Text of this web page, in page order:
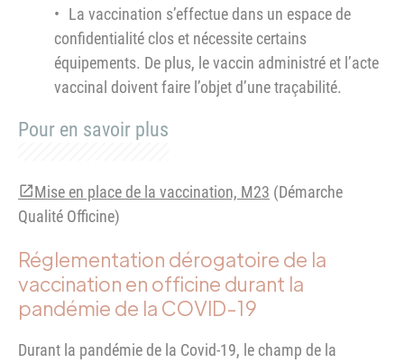
La vaccination s’effectue dans un espace de
confidentialité clos et nécessite certains
équipements. De plus, le vaccin administré et l’acte
vaccinal doivent faire l’objet d’une traçabilité.
Pour en savoir plus
Mise en place de la vaccination, M23 (Démarche
Qualité Officine)
Réglementation dérogatoire de la
vaccination en officine durant la
pandémie de la COVID-19
Durant la pandémie de la Covid-19, le champ de la